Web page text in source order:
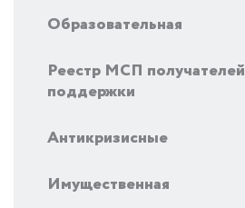
Образовательная
Реестр МСП получателей
поддержки
Антикризисные
Имущественная